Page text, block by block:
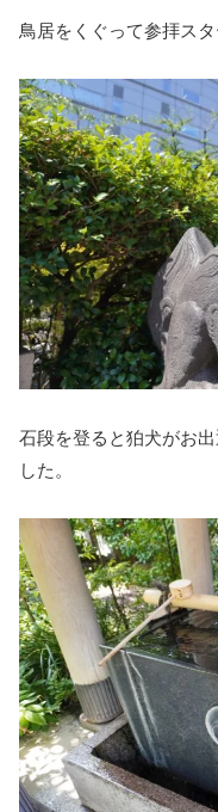
鳥居をくぐって参拝スタ
石段を登ると狛犬がお
した。